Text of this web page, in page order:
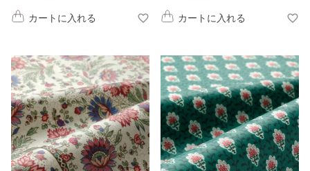
カートに入れる カートに入れる